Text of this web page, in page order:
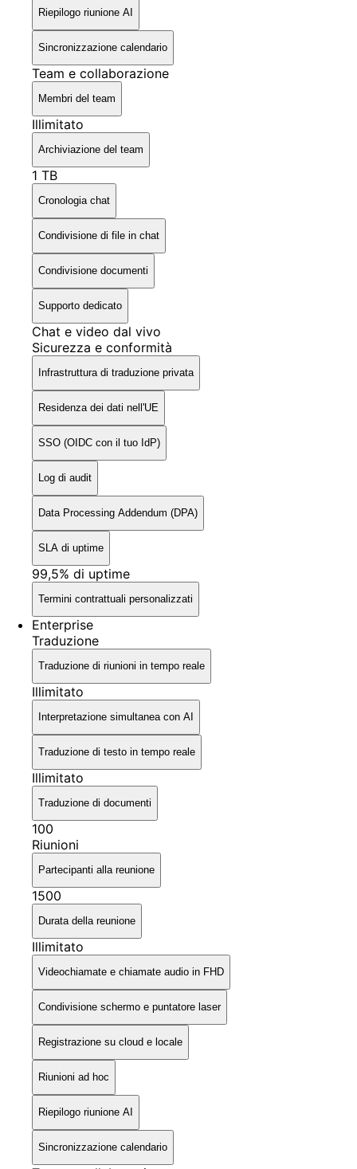
Riepilogo riunione AI
Sincronizzazione calendario
Team e collaborazione
Membri del team
Illimitato
Archiviazione del team
1 TB
Cronologia chat
Condivisione di file in chat
Condivisione documenti
Supporto dedicato
Chat e video dal vivo
Sicurezza e conformità
Infrastruttura di traduzione privata
Residenza dei dati nell'UE
SSO (OIDC con il tuo IdP)
Log di audit
Data Processing Addendum (DPA)
SLA di uptime
99,5% di uptime
Termini contrattuali personalizzati
Enterprise
Traduzione
Traduzione di riunioni in tempo reale
Illimitato
Interpretazione simultanea con AI
Traduzione di testo in tempo reale
Illimitato
Traduzione di documenti
100
Riunioni
Partecipanti alla reunione
1500
Durata della reunione
Illimitato
Videochiamate e chiamate audio in FHD
Condivisione schermo e puntatore laser
Registrazione su cloud e locale
Riunioni ad hoc
Riepilogo riunione AI
Sincronizzazione calendario